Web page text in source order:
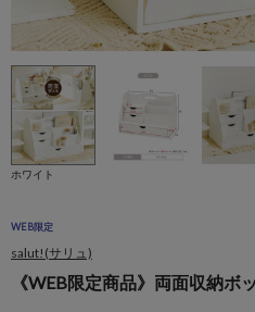
ホワイト
WEB限定
salut!(サリュ)
《WEB限定商品》両面収納ボ